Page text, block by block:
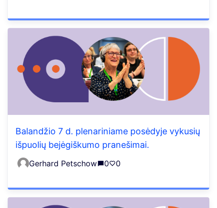
Balandžio 7 d. plenariniame posėdyje vykusių
išpuolių bejėgiškumo pranešimai.
Gerhard Petschow 0 0